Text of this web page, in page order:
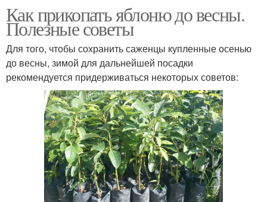
Как прикопать яблоню до весны.
Полезные советы
Для того, чтобы сохранить саженцы купленные осенью
до весны, зимой для дальнейшей посадки
рекомендуется придерживаться некоторых советов: